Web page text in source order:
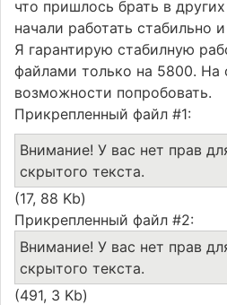
что пришлось брать в
начали работать стабильно
Я гарантирую стабилную
файлами только на 5800. На
возможности попробовать.
Прикрепленный файл #1:
Внимание! У вас нет прав
скрытого текста.
(17, 88 Kb)
Прикрепленный файл #2:
Внимание! У вас нет прав
скрытого текста.
(491, 3 Kb)